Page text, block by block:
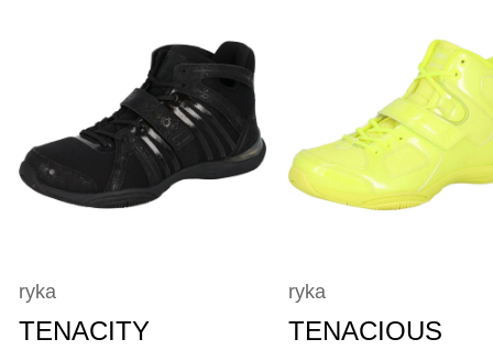
ryka
TENACITY
ryka
TENACIOUS